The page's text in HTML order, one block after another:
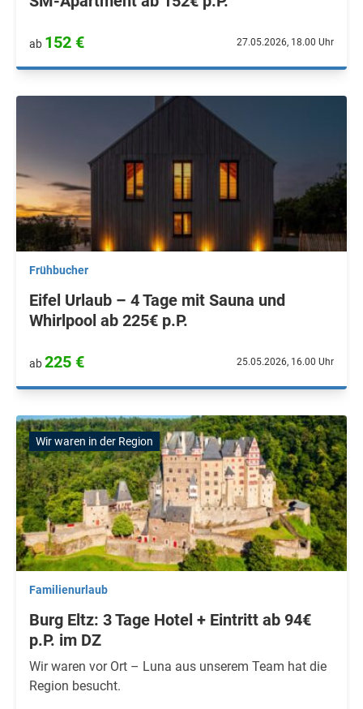
ab 152 € 27.05.2026, 18.00 Uhr
Frühbucher
Eifel Urlaub – 4 Tage mit Sauna und
Whirlpool ab 225€ p.P.
ab225 € 25.05.2026, 16.00 Uhr
Wir waren in der Region
Familienurlaub
Burg Eltz: 3 Tage Hotel + Eintritt ab 94€
p.P. im DZ
Wir waren vor Ort – Luna aus unserem Team hat die
Region besucht.